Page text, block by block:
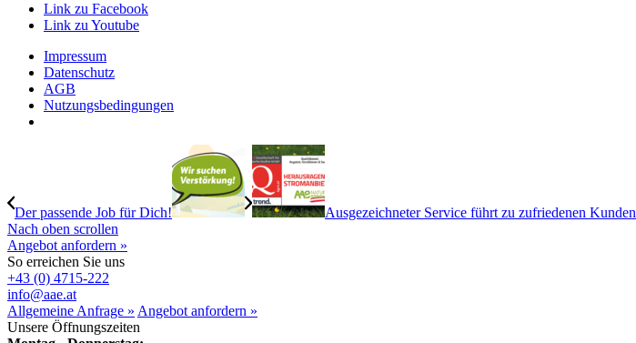
Link zu Facebook
Link zu Youtube
Impressum
Datenschutz
AGB
Nutzungsbedingungen
Der passende Job für Dich!
Ausgezeichneter Service führt zu zufriedenen Kunden
Nach oben scrollen
Angebot anfordern »
So erreichen Sie uns
+43 (0) 4715-222
info@aae.at
Allgemeine Anfrage » Angebot anfordern »
Unsere Öffnungszeiten